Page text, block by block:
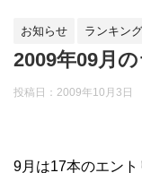
お知らせ ランキング
2009年09月
投稿日： 2009年10月3日
9月は17本のエン